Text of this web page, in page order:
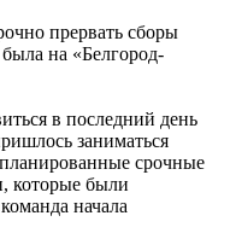
прервать сборы
на «Белгород-
в последний день
заниматься
срочные
которые были
начала